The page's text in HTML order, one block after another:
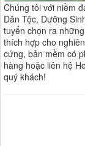
Chúng tôi với niềm
Dân Tộc, Dưỡng
tuyển chọn ra
thích hợp cho
cứng, bản mềm có
hàng hoặc liên hệ
quý khách!